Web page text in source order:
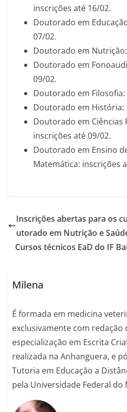
inscrições até 16/02.
Doutorado em
07/02.
Doutorado em
Doutorado em
09/02.
Doutorado em
Doutorado em História:
Doutorado em Ciências
inscrições até 09/02.
Doutorado em Ensino
Matemática: inscrições
Inscrições abertas para os
utorado em Nutrição e
Cursos técnicos EaD do IF
Milena
É formada em medicina
exclusivamente com redação
especialização em Escrita
realizada na Anhanguera, e
Tutoria em Educação a
pela Universidade Federal do